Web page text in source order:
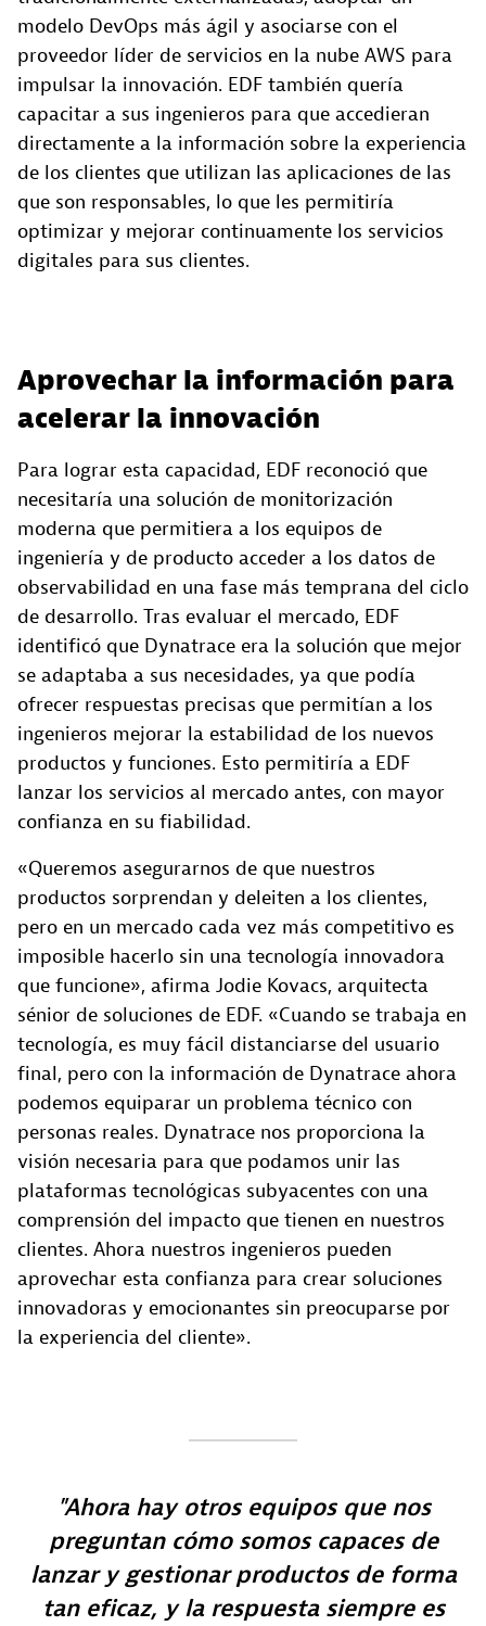
modelo DevOps más ágil y asociarse con el
proveedor líder de servicios en la nube AWS para
impulsar la innovación. EDF también quería
capacitar a sus ingenieros para que accedieran
directamente a la información sobre la experiencia
de los clientes que utilizan las aplicaciones de las
que son responsables, lo que les permitiría
optimizar y mejorar continuamente los servicios
digitales para sus clientes.
Aprovechar la información para
acelerar la innovación
Para lograr esta capacidad, EDF reconoció que
necesitaría una solución de monitorización
moderna que permitiera a los equipos de
ingeniería y de producto acceder a los datos de
observabilidad en una fase más temprana del ciclo
de desarrollo. Tras evaluar el mercado, EDF
identificó que Dynatrace era la solución que mejor
se adaptaba a sus necesidades, ya que podía
ofrecer respuestas precisas que permitían a los
ingenieros mejorar la estabilidad de los nuevos
productos y funciones. Esto permitiría a EDF
lanzar los servicios al mercado antes, con mayor
confianza en su fiabilidad.
«Queremos asegurarnos de que nuestros
productos sorprendan y deleiten a los clientes,
pero en un mercado cada vez más competitivo es
imposible hacerlo sin una tecnología innovadora
que funcione», afirma Jodie Kovacs, arquitecta
sénior de soluciones de EDF. «Cuando se trabaja en
tecnología, es muy fácil distanciarse del usuario
final, pero con la información de Dynatrace ahora
podemos equiparar un problema técnico con
personas reales. Dynatrace nos proporciona la
visión necesaria para que podamos unir las
plataformas tecnológicas subyacentes con una
comprensión del impacto que tienen en nuestros
clientes. Ahora nuestros ingenieros pueden
aprovechar esta confianza para crear soluciones
innovadoras y emocionantes sin preocuparse por
la experiencia del cliente».
Ahora hay otros equipos que nos
preguntan cómo somos capaces de
lanzar y gestionar productos de forma
tan eficaz, y la respuesta siempre es